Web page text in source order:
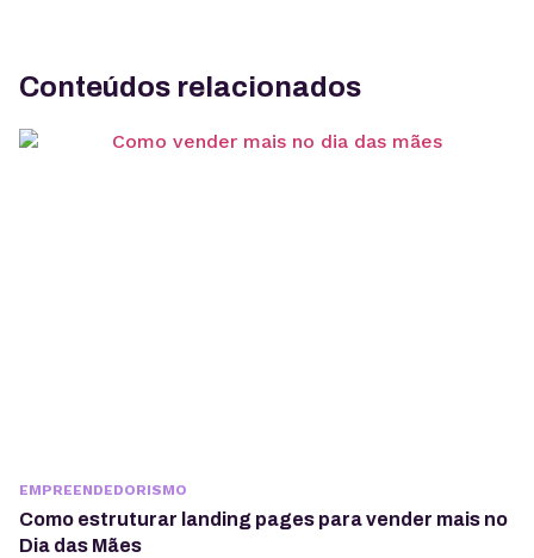
Conteúdos relacionados
EMPREENDEDORISMO
Como estruturar landing pages para vender mais no
Dia das Mães